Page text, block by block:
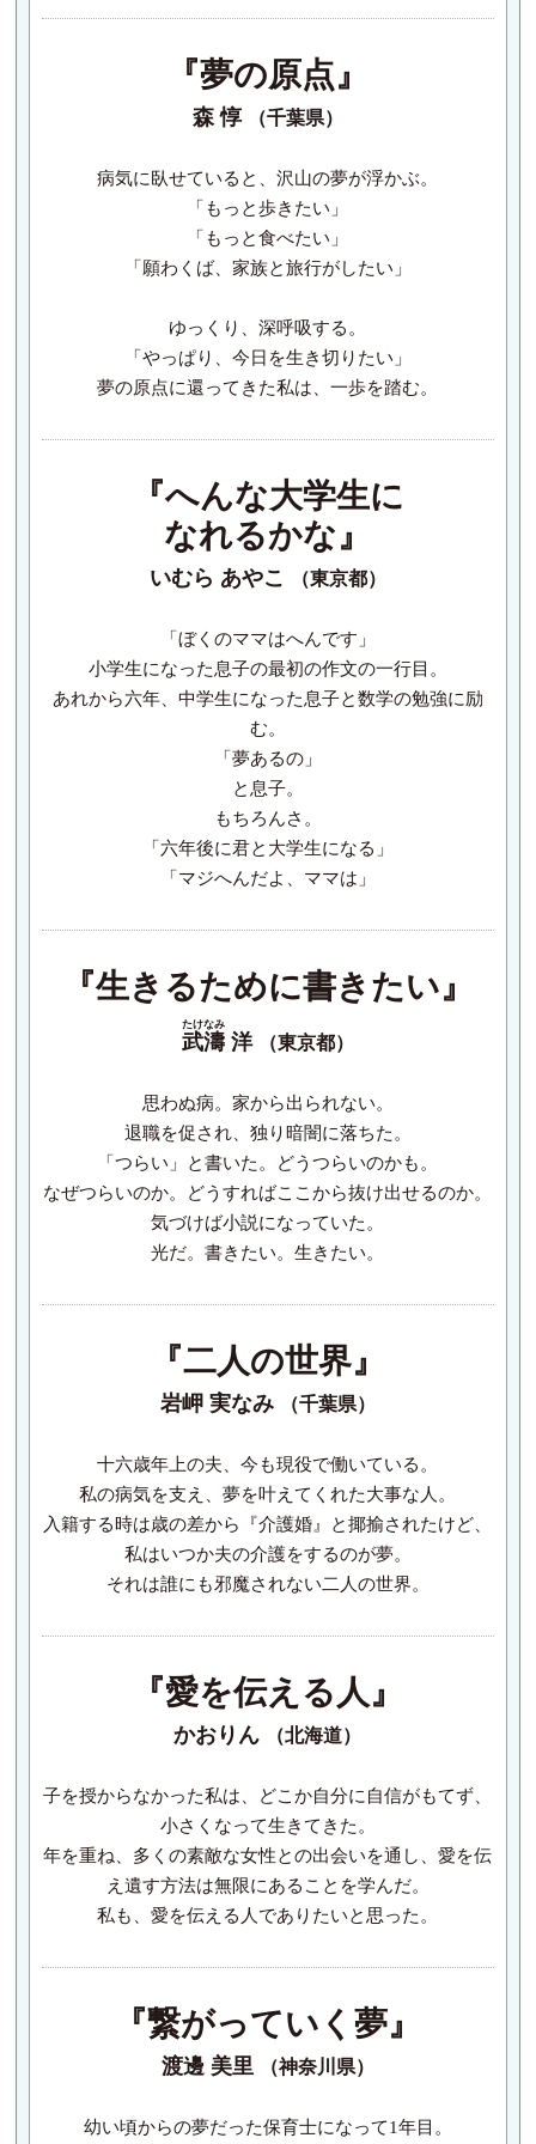
『夢の原点』
森 惇 （千葉県）
病気に臥せていると、沢山の夢が浮かぶ。
「もっと歩きたい」
「もっと食べたい」
「願わくば、家族と旅行がしたい」
ゆっくり、深呼吸する。
「やっぱり、今日を生き切りたい」
夢の原点に還ってきた私は、一歩を踏む。
『へんな大学生に
なれるかな』
いむら あやこ （東京都）
「ぼくのママはへんです」
小学生になった息子の最初の作文の一行目。
あれから六年、中学生になった息子と数学の勉強に励
む。
「夢あるの」
と息子。
もちろんさ。
「六年後に君と大学生になる」
「マジへんだよ、ママは」
『生きるために書きたい』
武濤
たけなみ
洋 （東京都）
思わぬ病。家から出られない。
退職を促され、独り暗闇に落ちた。
「つらい」と書いた。どうつらいのかも。
なぜつらいのか。どうすればここから抜け出せるのか。
気づけば小説になっていた。
光だ。書きたい。生きたい。
『二人の世界』
岩岬 実なみ （千葉県）
十六歳年上の夫、今も現役で働いている。
私の病気を支え、夢を叶えてくれた大事な人。
入籍する時は歳の差から『介護婚』と揶揄されたけど、
私はいつか夫の介護をするのが夢。
それは誰にも邪魔されない二人の世界。
『愛を伝える人』
かおりん （北海道）
子を授からなかった私は、どこか自分に自信がもてず、
小さくなって生きてきた。
年を重ね、多くの素敵な女性との出会いを通し、愛を伝
え遺す方法は無限にあることを学んだ。
私も、愛を伝える人でありたいと思った。
『繋がっていく夢』
渡邊 美里 （神奈川県）
幼い頃からの夢だった保育士になって1年目。